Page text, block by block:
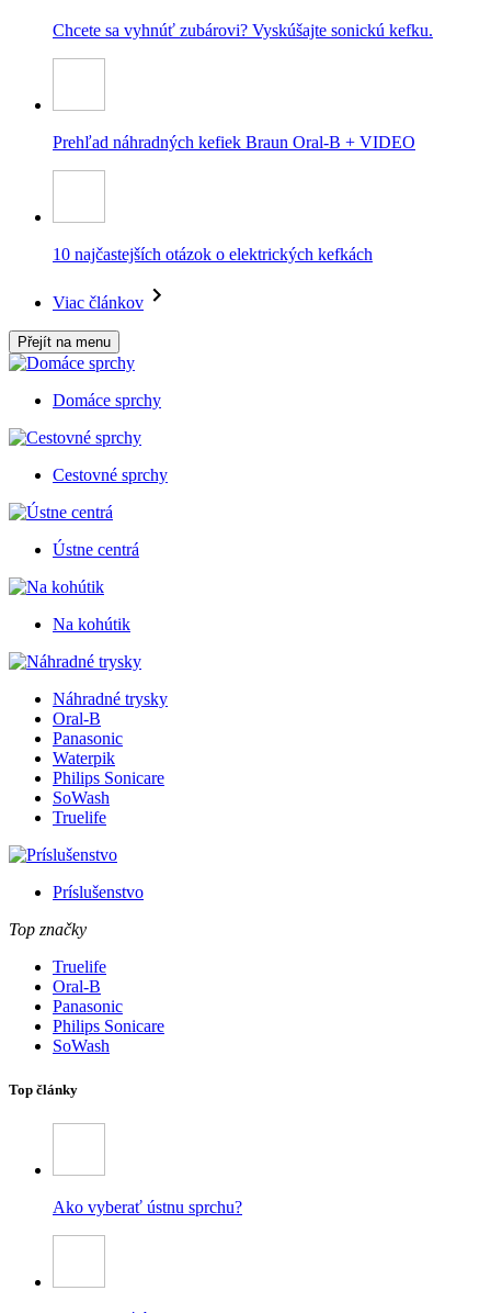
Chcete sa vyhnúť zubárovi? Vyskúšajte sonickú kefku.
Prehľad náhradných kefiek Braun Oral-B + VIDEO
10 najčastejších otázok o elektrických kefkách
Viac článkov
Přejít na menu
Domáce sprchy
Cestovné sprchy
Ústne centrá
Na kohútik
Náhradné trysky
Oral-B
Panasonic
Waterpik
Philips Sonicare
SoWash
Truelife
Príslušenstvo
Top značky
Truelife
Oral-B
Panasonic
Philips Sonicare
SoWash
Top články
Ako vyberať ústnu sprchu?